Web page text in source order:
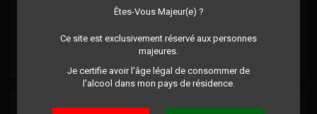
Êtes-Vous Majeur(e) ?
Ce site est exclusivement réservé aux personnes
majeures.
Je certifie avoir l'âge légal de consommer de
l'alcool dans mon pays de résidence.
Prix
5,50 €
Détails